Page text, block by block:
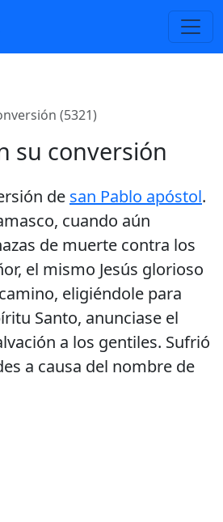
(5321)
su conversión
de san Pablo apóstol.
cuando aún
de muerte contra los
el mismo Jesús glorioso
eligiéndole para
Santo, anunciase el
a los gentiles. Sufrió
a causa del nombre de